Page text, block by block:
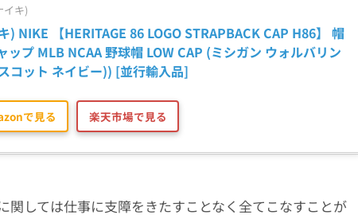
イキ)
) NIKE 【HERITAGE 86 LOGO STRAPBACK CAP H86】 帽
ップ MLB NCAA 野球帽 LOW CAP (ミシガン ウォルバリン
コット ネイビー)) [並行輸入品]
で見る 楽天市場で見る
関しては仕事に支障をきたすことなく全てこなすことが